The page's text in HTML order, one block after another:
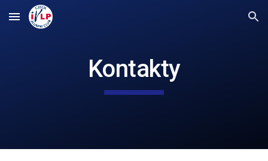
Skip to main content Skip to navigation
Kontakty